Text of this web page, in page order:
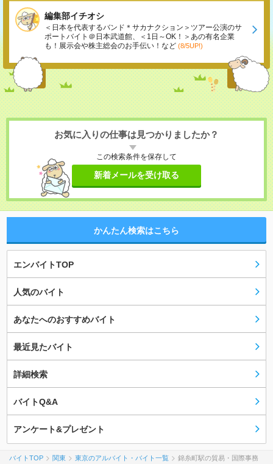
編集部イチオシ
＜日本を代表するバンド＊サカナクション＞ツアー公演のサ
ポートバイト＠日本武道館、＜1日～OK！＞あの有名企業
も！展示会や株主総会のお手伝い！など (8/5UP!)
お気に入りの仕事は見つかりましたか？
この検索条件を保存して
新着メールを受け取る
かんたん検索はこちら
エンバイトTOP
人気のバイト
あなたへのおすすめバイト
最近見たバイト
詳細検索
バイトQ&A
アンケート&プレゼント
バイトTOP 関東 東京のアルバイト・バイト一覧 錦糸町駅の貿易・国際事務